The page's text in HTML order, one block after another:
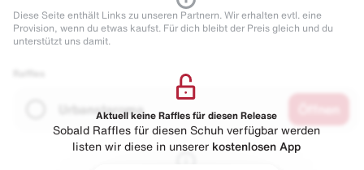
Diese Seite enthält Links zu unseren Partnern. Wir erhalten evtl. eine
Provision, wenn du etwas kaufst. Für dich bleibt der Preis gleich und du
unterstützt uns damit.
Urbanstaroma
Aktuell keine Raffles für diesen Release
Sobald Raffles für diesen Schuh verfügbar werden
listen wir diese in unserer kostenlosen App